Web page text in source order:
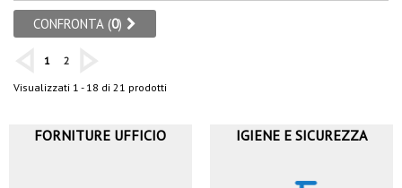
CONFRONTA (0)
1
2
Visualizzati 1 - 18 di 21 prodotti
FORNITURE UFFICIO IGIENE E SICUREZZA